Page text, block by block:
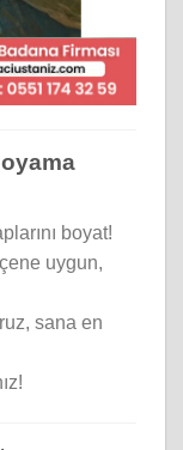
boyat!
uygun,
sana en